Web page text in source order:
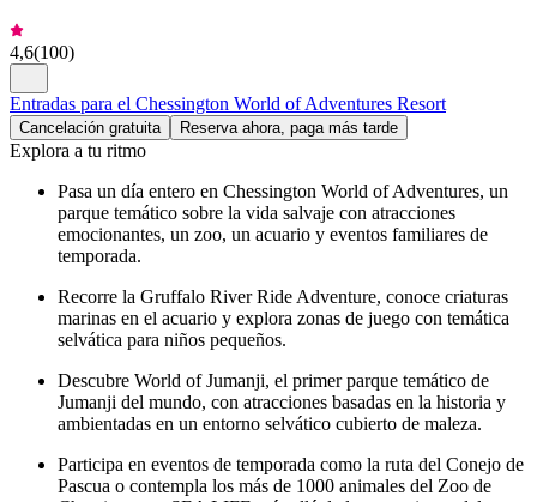
4,6(100)
Entradas para el Chessington World of Adventures Resort
Cancelación gratuita Reserva ahora, paga más tarde
Explora a tu ritmo
Pasa un día entero en Chessington World of Adventures, un
parque temático sobre la vida salvaje con atracciones
emocionantes, un zoo, un acuario y eventos familiares de
temporada.
Recorre la Gruffalo River Ride Adventure, conoce criaturas
marinas en el acuario y explora zonas de juego con temática
selvática para niños pequeños.
Descubre World of Jumanji, el primer parque temático de
Jumanji del mundo, con atracciones basadas en la historia y
ambientadas en un entorno selvático cubierto de maleza.
Participa en eventos de temporada como la ruta del Conejo de
Pascua o contempla los más de 1000 animales del Zoo de